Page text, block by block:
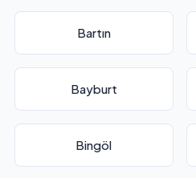
Bartın
Bayburt
Bingöl